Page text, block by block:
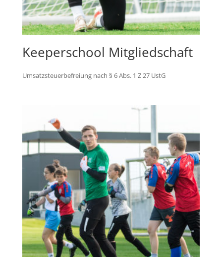
Keeperschool Mitgliedschaft
Umsatzsteuerbefreiung nach § 6 Abs. 1 Z 27 UstG